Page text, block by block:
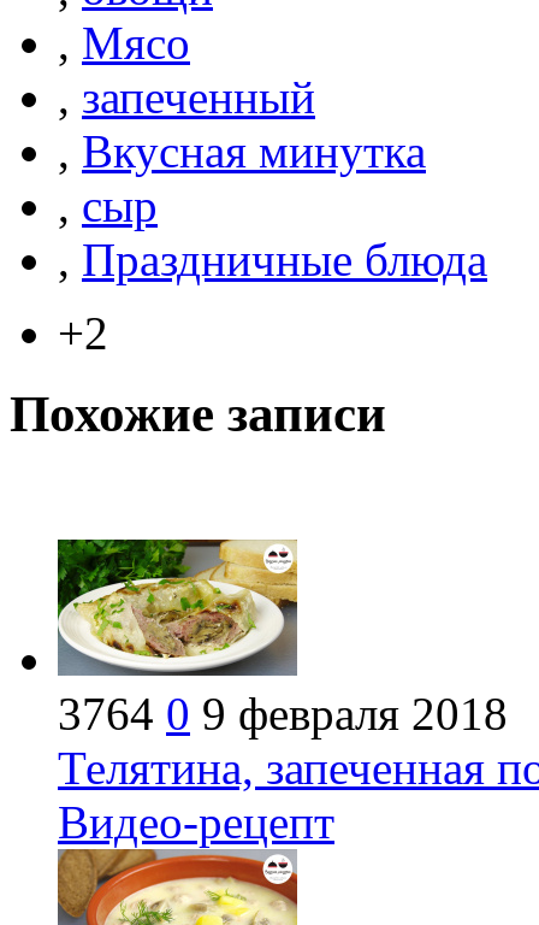
, Мясо
, запеченный
, Вкусная минутка
, сыр
, Праздничные блюда
+2
Похожие записи
3764 0 9 февраля 2018
Телятина, запеченная
Видео-рецепт